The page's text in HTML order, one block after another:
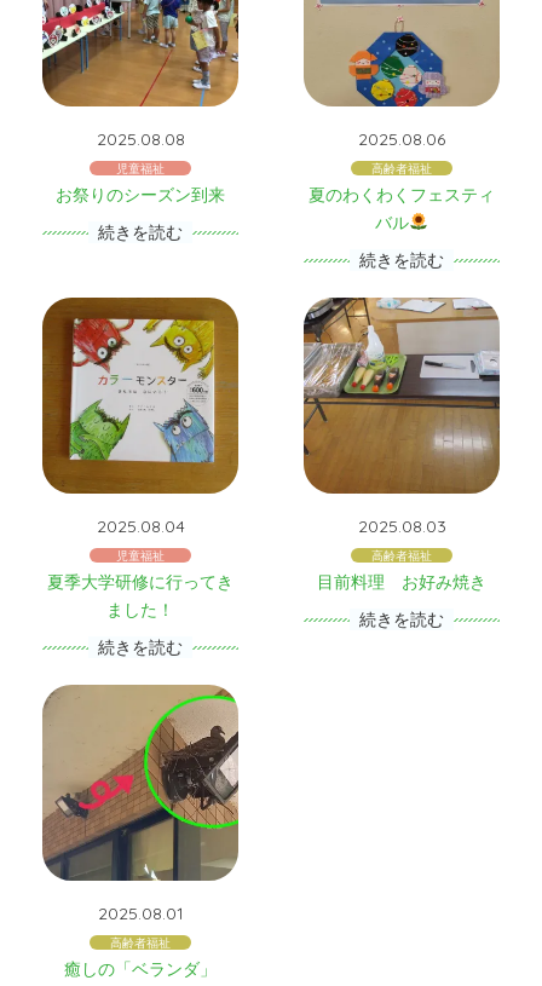
2025.08.08
児童福祉
お祭りのシーズン到来
続きを読む
2025.08.06
高齢者福祉
夏のわくわくフェスティ
バル
続きを読む
2025.08.04
児童福祉
夏季大学研修に行ってき
ました！
続きを読む
2025.08.03
高齢者福祉
目前料理 お好み焼き
続きを読む
2025.08.01
高齢者福祉
癒しの「ベランダ」